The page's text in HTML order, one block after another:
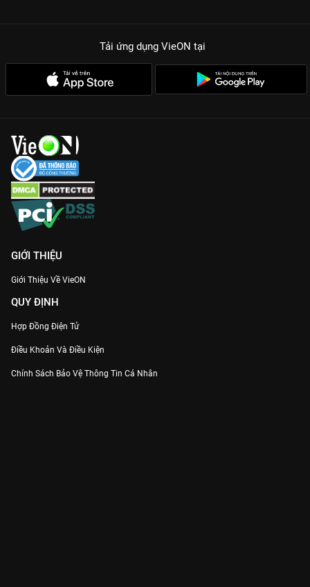
Tải ứng dụng VieON tại
GIỚI THIỆU
Giới Thiệu Về VieON
QUY ĐỊNH
Hợp Đồng Điện Tử
Điều Khoản Và Điều Kiện
Chính Sách Bảo Vệ Thông Tin Cá Nhân